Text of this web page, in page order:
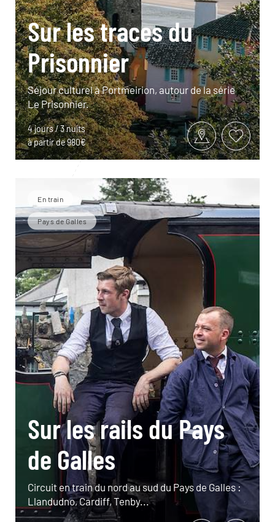
Sur les traces du
Prisonnier
Séjour culturel à Portmeirion, autour de la série
Le Prisonnier.
4 jours / 3 nuits
à partir de 980€
En train
Pays de Galles
Sur les rails du Pays
de Galles
Circuit en train du nord au sud du Pays de Galles :
Llandudno, Cardiff, Tenby...